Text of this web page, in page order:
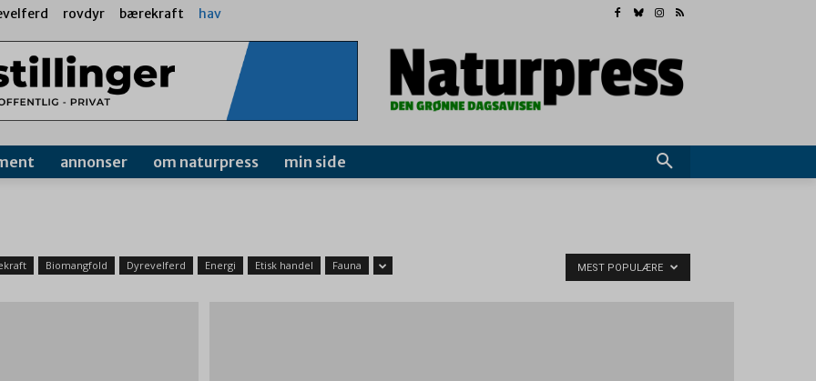
rovdyr bærekraft hav
annonser om naturpress min side
Biomangfold Dyrevelferd Energi Etisk handel Fauna MEST POPULÆRE